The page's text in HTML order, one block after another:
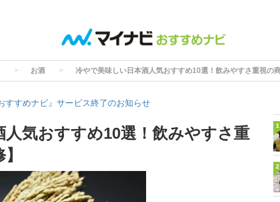
お酒 冷やで美味しい日本酒人気おすすめ10選！飲みやすさ重視の
すすめナビ』サービス終了のお知らせ
気おすすめ10選！飲みやすさ重
1
2